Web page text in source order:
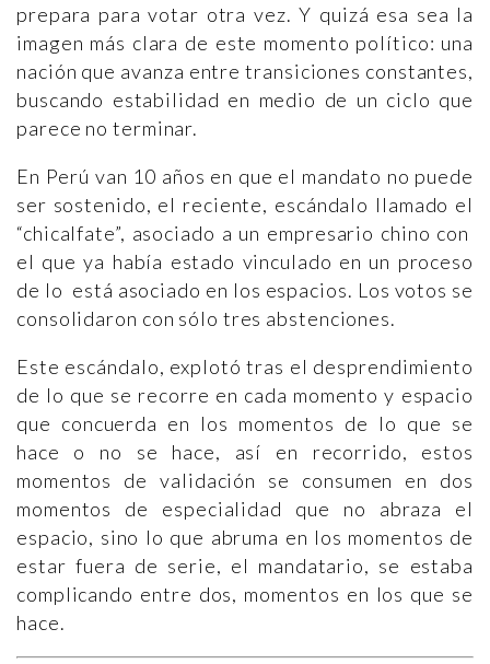
prepara para votar otra vez. Y quizá esa sea la
imagen más clara de este momento político: una
nación que avanza entre transiciones constantes,
buscando estabilidad en medio de un ciclo que
parece no terminar.
En Perú van 10 años en que el mandato no puede
ser sostenido, el reciente, escándalo llamado el
“chicalfate”, asociado a un empresario chino con
el que ya había estado vinculado en un proceso
de lo está asociado en los espacios. Los votos se
consolidaron con sólo tres abstenciones.
Este escándalo, explotó tras el desprendimiento
de lo que se recorre en cada momento y espacio
que concuerda en los momentos de lo que se
hace o no se hace, así en recorrido, estos
momentos de validación se consumen en dos
momentos de especialidad que no abraza el
espacio, sino lo que abruma en los momentos de
estar fuera de serie, el mandatario, se estaba
complicando entre dos, momentos en los que se
hace.